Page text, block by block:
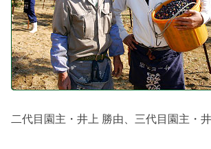
二代目園主・井上 勝由、三代目園主・